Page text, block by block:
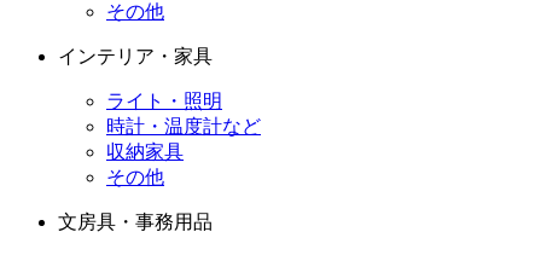
その他
インテリア・家具
ライト・照明
時計・温度計など
収納家具
その他
文房具・事務用品